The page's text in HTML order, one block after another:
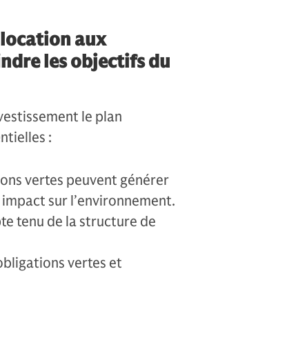
aux
les objectifs du
le plan
:
vertes peuvent générer
sur l’environnement.
tenu de la structure de
vertes et